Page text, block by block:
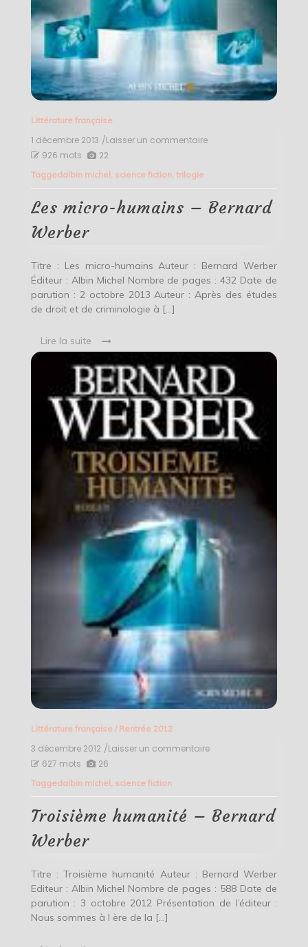
Littérature française
1 décembre 2013 /Laisser un commentaireon
Bernard
Werber
926 mots 22
Taggedalbin michel, science fiction, trilogie
Les micro-humains – Bernard
Werber
Titre : Les micro-humains Auteur : Bernard Werber
Éditeur : Albin Michel Nombre de pages : 432 Date de
parution : 2 octobre 2013 Auteur : Après des études
de droit et de criminologie à […]
Lire la suite
Littérature française/ Rentrée 2012
3 décembre 2012 /Laisser un commentaireon
Werber
627 mots 26
Taggedalbin michel, science fiction
Troisième humanité – Bernard
Werber
Titre : Troisième humanité Auteur : Bernard Werber
Editeur : Albin Michel Nombre de pages : 588 Date de
parution : 3 octobre 2012 Présentation de l’éditeur :
Nous sommes à l ère de la […]